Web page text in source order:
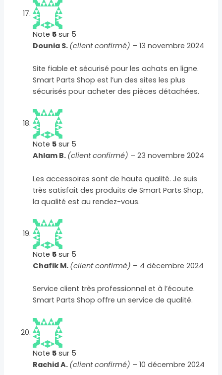
Note 5 sur 5
Dounia S. (client confirmé) – 13 novembre 2024
Site fiable et sécurisé pour les achats en ligne.
Smart Parts Shop est l’un des sites les plus
sécurisés pour acheter des pièces détachées.
Note 5 sur 5
Ahlam B. (client confirmé) – 23 novembre 2024
Les accessoires sont de haute qualité. Je suis
très satisfait des produits de Smart Parts Shop,
la qualité est au rendez-vous.
Note 5 sur 5
Chafik M. (client confirmé) – 4 décembre 2024
Service client très professionnel et à l’écoute.
Smart Parts Shop offre un service de qualité.
Note 5 sur 5
Rachid A. (client confirmé) – 10 décembre 2024